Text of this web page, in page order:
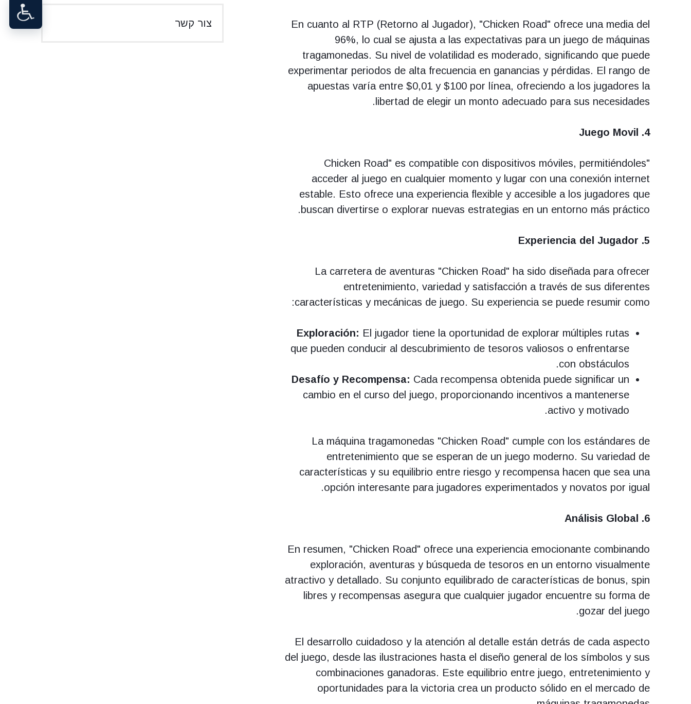
En cuanto al RTP (Retorno al Jugador), "Chicken Road" ofrece una media del
96%, lo cual se ajusta a las expectativas para un juego de máquinas
tragamonedas. Su nivel de volatilidad es moderado, significando que puede
experimentar periodos de alta frecuencia en ganancias y pérdidas. El rango de
apuestas varía entre $0,01 y $100 por línea, ofreciendo a los jugadores la
libertad de elegir un monto adecuado para sus necesidades.
4. Juego Movil
"Chicken Road" es compatible con dispositivos móviles, permitiéndoles
acceder al juego en cualquier momento y lugar con una conexión internet
estable. Esto ofrece una experiencia flexible y accesible a los jugadores que
buscan divertirse o explorar nuevas estrategias en un entorno más práctico.
5. Experiencia del Jugador
La carretera de aventuras "Chicken Road" ha sido diseñada para ofrecer
entretenimiento, variedad y satisfacción a través de sus diferentes
características y mecánicas de juego. Su experiencia se puede resumir como:
Exploración: El jugador tiene la oportunidad de explorar múltiples rutas
que pueden conducir al descubrimiento de tesoros valiosos o enfrentarse
con obstáculos.
Desafío y Recompensa: Cada recompensa obtenida puede significar un
cambio en el curso del juego, proporcionando incentivos a mantenerse
activo y motivado.
La máquina tragamonedas "Chicken Road" cumple con los estándares de
entretenimiento que se esperan de un juego moderno. Su variedad de
características y su equilibrio entre riesgo y recompensa hacen que sea una
opción interesante para jugadores experimentados y novatos por igual.
6. Análisis Global
En resumen, "Chicken Road" ofrece una experiencia emocionante combinando
exploración, aventuras y búsqueda de tesoros en un entorno visualmente
atractivo y detallado. Su conjunto equilibrado de características de bonus, spin
libres y recompensas asegura que cualquier jugador encuentre su forma de
gozar del juego.
El desarrollo cuidadoso y la atención al detalle están detrás de cada aspecto
del juego, desde las ilustraciones hasta el diseño general de los símbolos y sus
combinaciones ganadoras. Este equilibrio entre juego, entretenimiento y
oportunidades para la victoria crea un producto sólido en el mercado de
צור קשר